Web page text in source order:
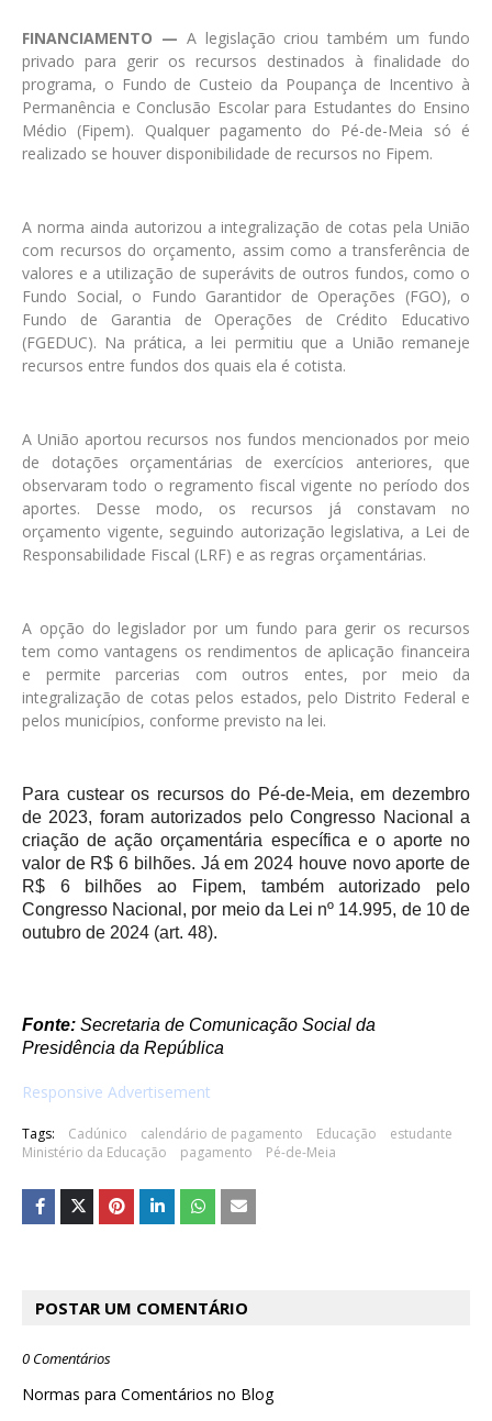
FINANCIAMENTO — A legislação criou também um fundo
privado para gerir os recursos destinados à finalidade do
programa, o Fundo de Custeio da Poupança de Incentivo à
Permanência e Conclusão Escolar para Estudantes do Ensino
Médio (Fipem). Qualquer pagamento do Pé-de-Meia só é
realizado se houver disponibilidade de recursos no Fipem.
A norma ainda autorizou a integralização de cotas pela União
com recursos do orçamento, assim como a transferência de
valores e a utilização de superávits de outros fundos, como o
Fundo Social, o Fundo Garantidor de Operações (FGO), o
Fundo de Garantia de Operações de Crédito Educativo
(FGEDUC). Na prática, a lei permitiu que a União remaneje
recursos entre fundos dos quais ela é cotista.
A União aportou recursos nos fundos mencionados por meio
de dotações orçamentárias de exercícios anteriores, que
observaram todo o regramento fiscal vigente no período dos
aportes. Desse modo, os recursos já constavam no
orçamento vigente, seguindo autorização legislativa, a Lei de
Responsabilidade Fiscal (LRF) e as regras orçamentárias.
A opção do legislador por um fundo para gerir os recursos
tem como vantagens os rendimentos de aplicação financeira
e permite parcerias com outros entes, por meio da
integralização de cotas pelos estados, pelo Distrito Federal e
pelos municípios, conforme previsto na lei.
Para custear os recursos do Pé-de-Meia, em dezembro
de 2023, foram autorizados pelo Congresso Nacional a
criação de ação orçamentária específica e o aporte no
valor de R$ 6 bilhões. Já em 2024 houve novo aporte de
R$ 6 bilhões ao Fipem, também autorizado pelo
Congresso Nacional, por meio da Lei nº 14.995, de 10 de
outubro de 2024 (art. 48).
Fonte: Secretaria de Comunicação Social da
Presidência da República
Responsive Advertisement
Tags: Cadúnico calendário de pagamento Educação
estudante
Ministério da Educação
pagamento Pé-de-Meia
POSTAR UM COMENTÁRIO
0 Comentários
Normas para Comentários no Blog